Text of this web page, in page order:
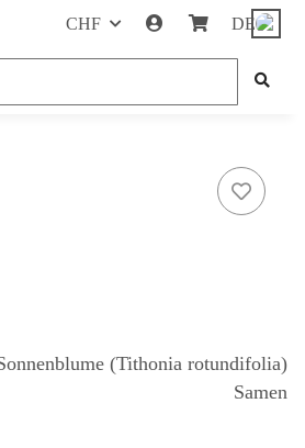
CHF DE